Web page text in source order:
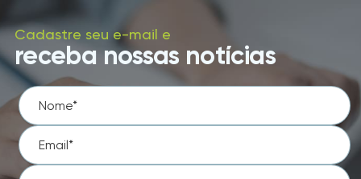
Cadastre seu e-mail e
receba nossas notícias